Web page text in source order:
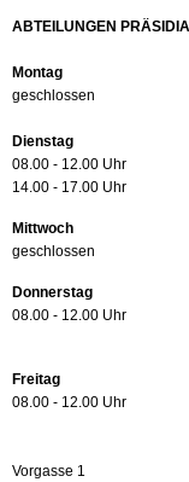
ABTEILUNGEN
Montag
geschlossen
Dienstag
08.00 - 12.00 Uhr
14.00 - 17.00 Uhr
Mittwoch
geschlossen
Donnerstag
08.00 - 12.00 Uhr
Freitag
08.00 - 12.00 Uhr
Vorgasse 1